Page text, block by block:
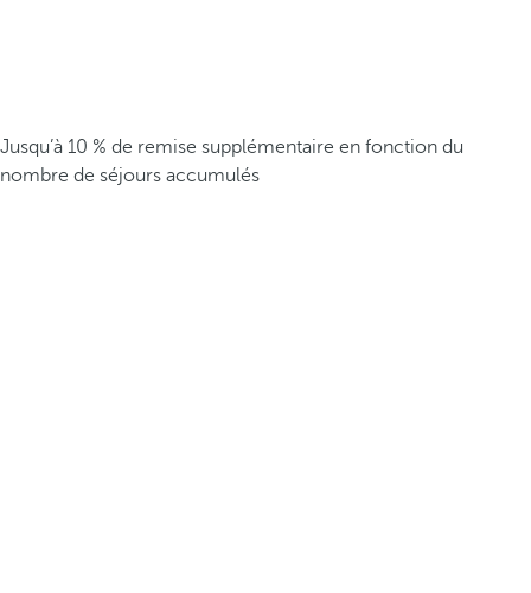
Jusqu’à 10 % de remise supplémentaire en fonction du
nombre de séjours accumulés